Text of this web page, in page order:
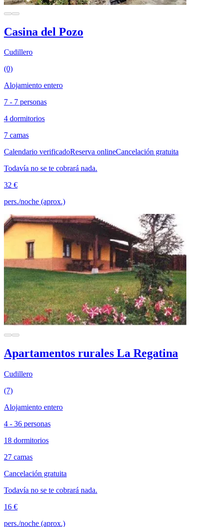
Casina del Pozo
Cudillero
(0)
Alojamiento entero
7 - 7 personas
4 dormitorios
7 camas
Calendario verificadoReserva onlineCancelación gratuita
Todavía no se te cobrará nada.
32 €
pers./noche (aprox.)
Apartamentos rurales La Regatina
Cudillero
(7)
Alojamiento entero
4 - 36 personas
18 dormitorios
27 camas
Cancelación gratuita
Todavía no se te cobrará nada.
16 €
pers./noche (aprox.)